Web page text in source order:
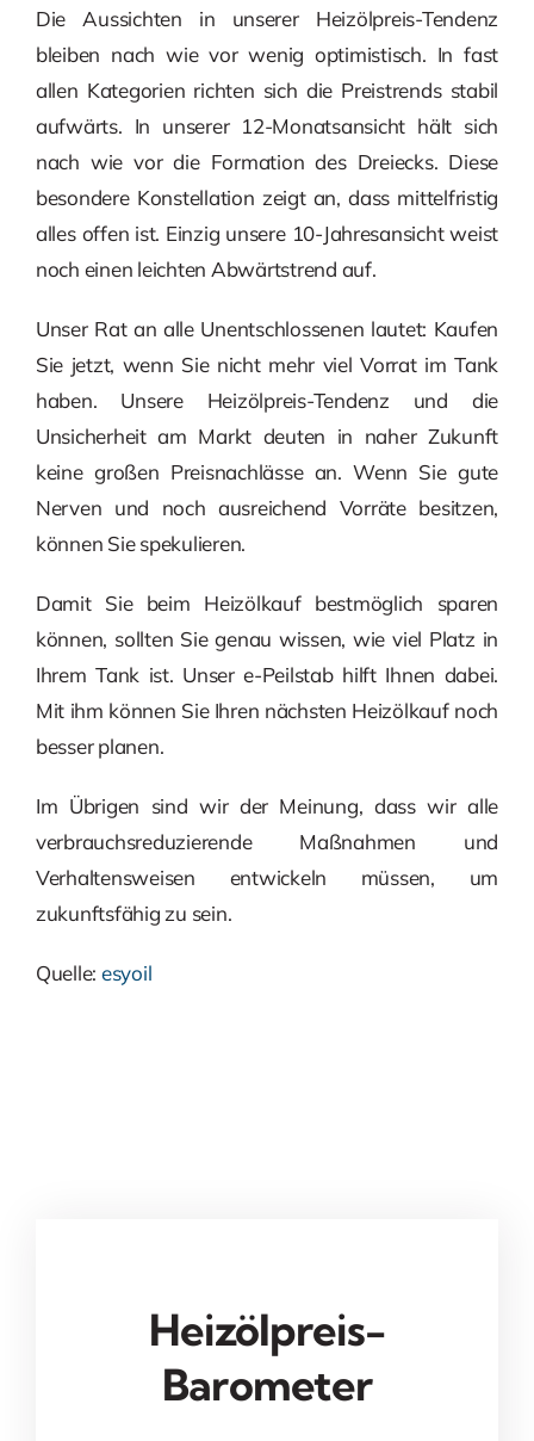
Die Aussichten in unserer Heizölpreis-Tendenz
bleiben nach wie vor wenig optimistisch. In fast
allen Kategorien richten sich die Preistrends stabil
aufwärts. In unserer 12-Monatsansicht hält sich
nach wie vor die Formation des Dreiecks. Diese
besondere Konstellation zeigt an, dass mittelfristig
alles offen ist. Einzig unsere 10-Jahresansicht weist
noch einen leichten Abwärtstrend auf.
Unser Rat an alle Unentschlossenen lautet: Kaufen
Sie jetzt, wenn Sie nicht mehr viel Vorrat im Tank
haben. Unsere Heizölpreis-Tendenz und die
Unsicherheit am Markt deuten in naher Zukunft
keine großen Preisnachlässe an. Wenn Sie gute
Nerven und noch ausreichend Vorräte besitzen,
können Sie spekulieren.
Damit Sie beim Heizölkauf bestmöglich sparen
können, sollten Sie genau wissen, wie viel Platz in
Ihrem Tank ist. Unser e-Peilstab hilft Ihnen dabei.
Mit ihm können Sie Ihren nächsten Heizölkauf noch
besser planen.
Im Übrigen sind wir der Meinung, dass wir alle
verbrauchsreduzierende Maßnahmen und
Verhaltensweisen entwickeln müssen, um
zukunftsfähig zu sein.
Quelle: esyoil
Heizölpreis-
Barometer